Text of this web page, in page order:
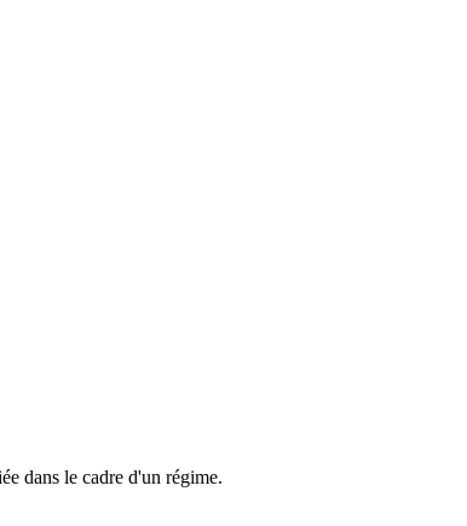
dans le cadre d'un régime.